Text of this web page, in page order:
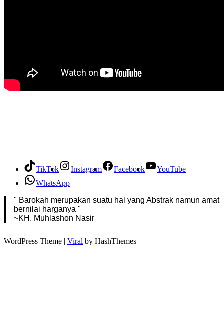
TikTok Instagram Facebook
YouTube
WhatsApp
" Barokah merupakan suatu hal yang Abstrak namun amat
bernilai harganya "
~KH. Muhlashon Nasir
WordPress Theme | Viral by HashThemes